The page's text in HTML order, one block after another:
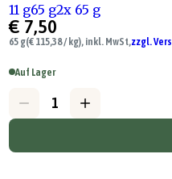
11 g65 g2x 65 g
€ 7,50
65 g(€ 115,38 / kg), inkl. MwSt,zzgl.
Auf Lager